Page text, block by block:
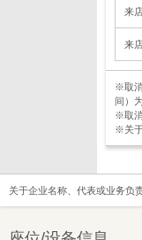
来
来
※取
间）
※取消
※关于
关于企业名称、代表或业务负